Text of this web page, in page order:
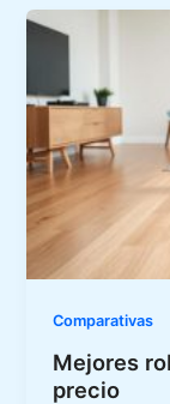
Comparativas
Mejores
precio